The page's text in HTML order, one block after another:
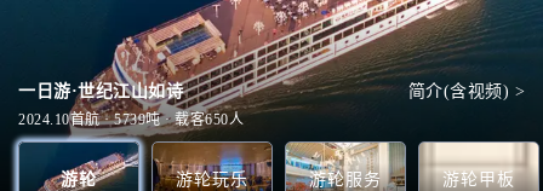
一日游·世纪江山如诗 简介(含视频) >
2024.10首航 · 5739吨 · 载客650人
如诗剧院
中央大堂
-1F-底舱
游轮 游轮玩乐 游轮服务 游轮甲板